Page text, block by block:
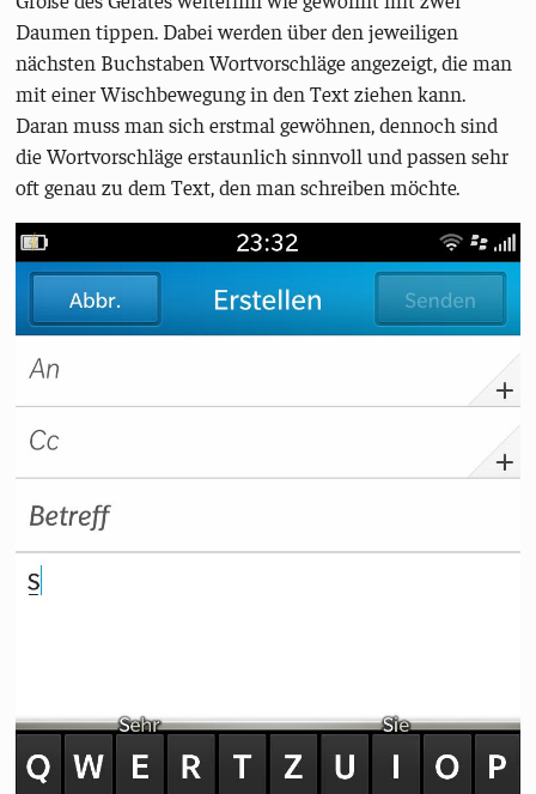
Daumen tippen. Dabei werden über den jeweiligen
nächsten Buchstaben Wortvorschläge angezeigt, die man
mit einer Wischbewegung in den Text ziehen kann.
Daran muss man sich erstmal gewöhnen, dennoch sind
die Wortvorschläge erstaunlich sinnvoll und passen sehr
oft genau zu dem Text, den man schreiben möchte.